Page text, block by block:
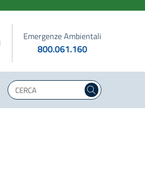
Emergenze Ambientali
800.061.160